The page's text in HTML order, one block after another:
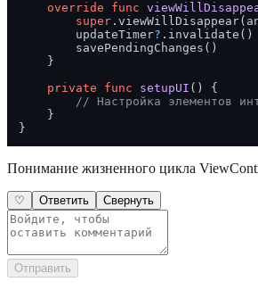
override
func
super
        updateTimer
? .invalidate()
        savePendingChanges()
    }
private
func setupUI () {
// Настройка элементов
    }
Понимание жизненного цикла
♡ Ответить Свернуть
Отправить